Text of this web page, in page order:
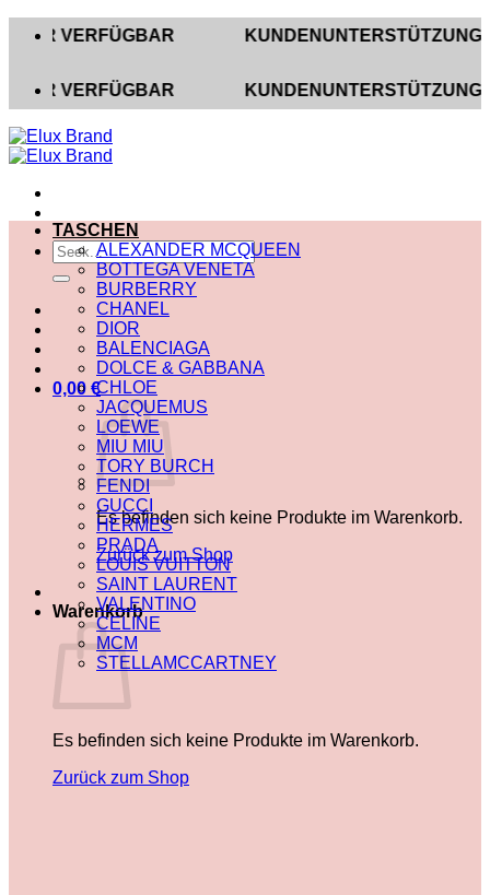
Inhalt
KUNDENUNTERSTÜTZUNG AUF
KUNDENUNTERSTÜTZUNG AUF
Suche
nach:
0,00 €
Es befinden sich keine Produkte im Warenkorb.
Zurück zum Shop
Warenkorb
Es befinden sich keine Produkte im Warenkorb.
Zurück zum Shop
TASCHEN
ALEXANDER MCQUEEN
BOTTEGA VENETA
BURBERRY
CHANEL
DIOR
BALENCIAGA
DOLCE & GABBANA
CHLOE
JACQUEMUS
LOEWE
MIU MIU
TORY BURCH
FENDI
GUCCI
HERMES
PRADA
LOUIS VUITTON
SAINT LAURENT
VALENTINO
CELINE
MCM
STELLAMCCARTNEY